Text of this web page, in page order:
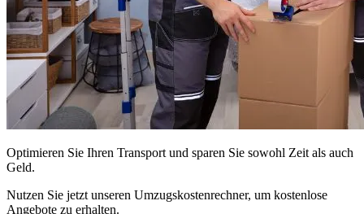
Optimieren Sie Ihren Transport und sparen Sie sowohl Zeit als auch
Geld.
Nutzen Sie jetzt unseren Umzugskostenrechner, um kostenlose
Angebote zu erhalten.